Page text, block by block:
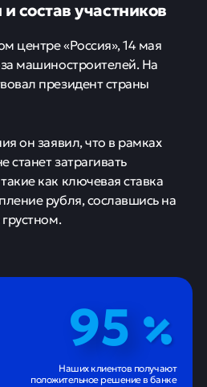
состав участников
центре «Россия», 14 мая
машиностроителей. На
президент страны
он заявил, что в рамках
затрагивать
как ключевая ставка
рубля, сославшись на
95
Наших клиентов получают
положительное решение в банке